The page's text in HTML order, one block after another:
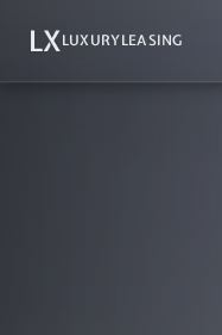
LXLUXURYLEASING